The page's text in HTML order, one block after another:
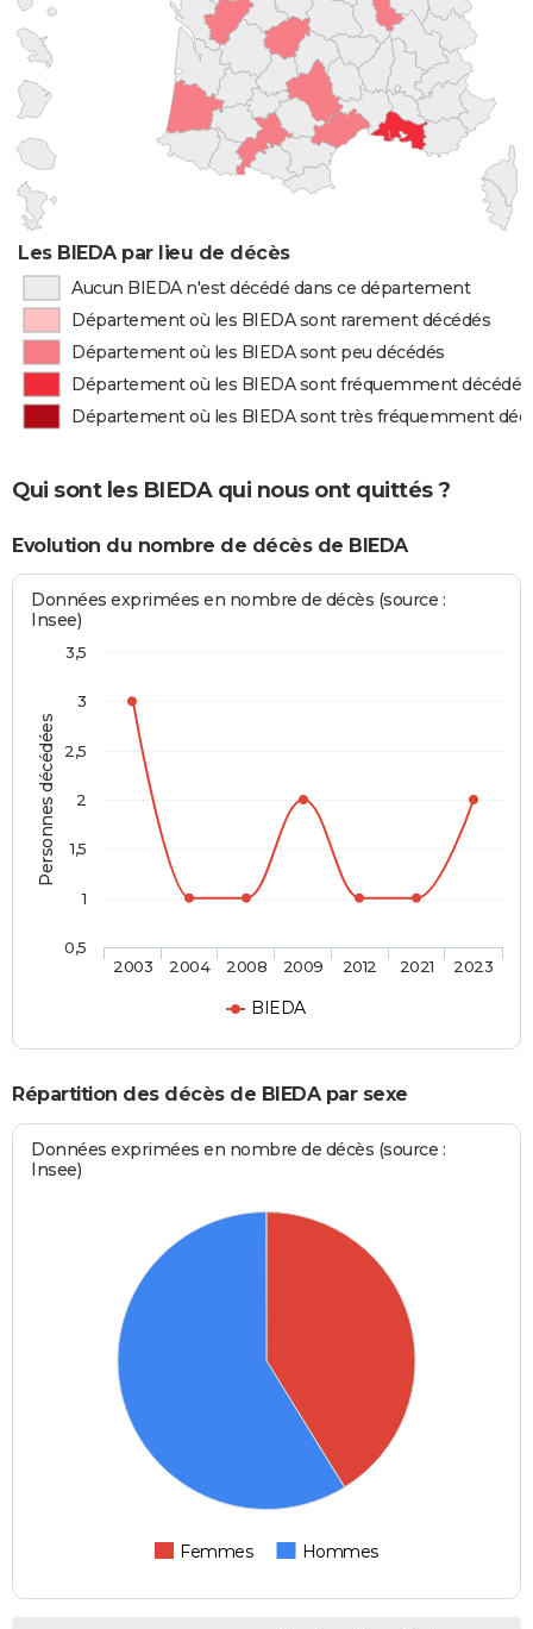
Les BIEDA par lieu de décès
Aucun BIEDA n'est décédé dans ce département
Département où les BIEDA sont rarement décédés
Département où les BIEDA sont peu décédés
Département où les BIEDA sont fréquemment décédés
Département où les BIEDA sont très fréquemment
Qui sont les BIEDA qui nous ont quittés ?
Evolution du nombre de décès de BIEDA
Personnes décédées
Données exprimées en nombre de décès (source :
Insee)
BIEDA
2003 2004 2008 2009 2012 2021 2023
0,5
1
1,5
2
2,5
3
3,5
Répartition des décès de BIEDA par sexe
Données exprimées en nombre de décès (source :
Insee)
Femmes Hommes